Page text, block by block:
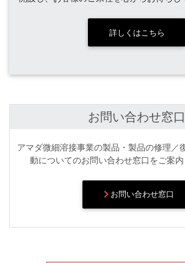
詳しくはこちら
お問い合わせ窓口
アマダ微細溶接事業の製品・製品の修理／
動についてのお問い合わせ窓口をご案内
お問い合わせ窓口